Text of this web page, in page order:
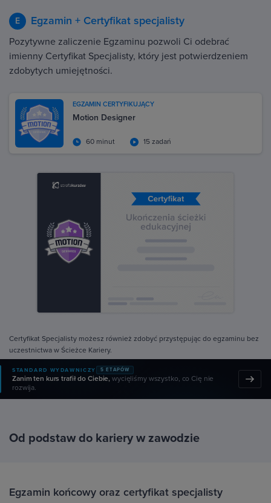
E Egzamin + Certyfikat specjalisty
Pozytywne zaliczenie Egzaminu pozwoli Ci odebrać
imienny Certyfikat Specjalisty, który jest potwierdzeniem
zdobytych umiejętności.
EGZAMIN CERTYFIKUJĄCY
Motion Designer
60 minut 15 zadań
Certyfikat Specjalisty możesz również zdobyć przystępując do egzaminu bez
uczestnictwa w Ścieżce Kariery.
STANDARD WYDAWNICZY 5 ETAPÓW
Zanim ten kurs trafił do Ciebie,wycięliśmy wszystko, co Cię nie
rozwija.
Od podstaw do kariery w zawodzie
Egzamin końcowy oraz certyfikat specjalisty